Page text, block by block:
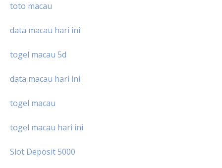
toto macau
data macau hari ini
togel macau 5d
data macau hari ini
togel macau
togel macau hari ini
Slot Deposit 5000